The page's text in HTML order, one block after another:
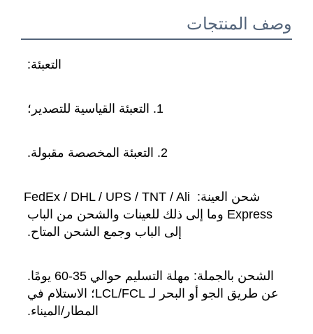
شحن العينة: FedEx / DHL / UPS / TNT / Ali
Express وما إلى ذلك للعينات والشحن من الباب
إلى الباب وجمع الشحن المتاح.
الشحن بالجملة: مهلة التسليم حوالي 35-60 يومًا.
عن طريق الجو أو البحر لـ LCL/FCL؛ الاستلام في
المطار/الميناء.